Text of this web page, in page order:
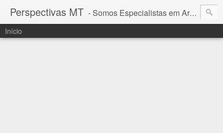
Perspectivas MT - Somos Especialistas em Araguaia - Mato Grosso
Início